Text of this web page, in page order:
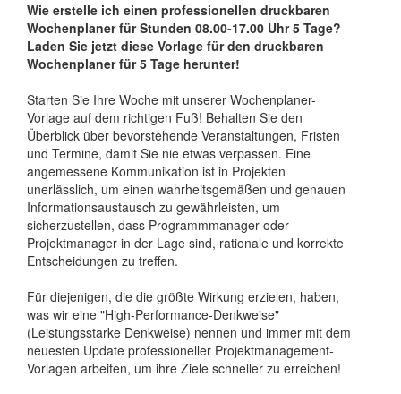
Wie erstelle ich einen professionellen druckbaren
Wochenplaner für Stunden 08.00-17.00 Uhr 5 Tage?
Laden Sie jetzt diese Vorlage für den druckbaren
Wochenplaner für 5 Tage herunter!
Starten Sie Ihre Woche mit unserer Wochenplaner-
Vorlage auf dem richtigen Fuß! Behalten Sie den
Überblick über bevorstehende Veranstaltungen, Fristen
und Termine, damit Sie nie etwas verpassen. Eine
angemessene Kommunikation ist in Projekten
unerlässlich, um einen wahrheitsgemäßen und genauen
Informationsaustausch zu gewährleisten, um
sicherzustellen, dass Programmmanager oder
Projektmanager in der Lage sind, rationale und korrekte
Entscheidungen zu treffen.
Für diejenigen, die die größte Wirkung erzielen, haben,
was wir eine "High-Performance-Denkweise"
(Leistungsstarke Denkweise) nennen und immer mit dem
neuesten Update professioneller Projektmanagement-
Vorlagen arbeiten, um ihre Ziele schneller zu erreichen!